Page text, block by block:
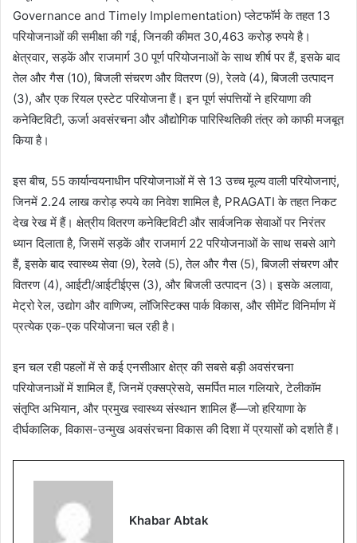
Governance and Timely Implementation) प्लेटफॉर्म के तहत 13
परियोजनाओं की समीक्षा की गई, जिनकी कीमत 30,463 करोड़ रुपये है।
क्षेत्रवार, सड़कें और राजमार्ग 30 पूर्ण परियोजनाओं के साथ शीर्ष पर हैं, इसके बाद
तेल और गैस (10), बिजली संचरण और वितरण (9), रेलवे (4), बिजली उत्पादन
(3), और एक रियल एस्टेट परियोजना हैं। इन पूर्ण संपत्तियों ने हरियाणा की
कनेक्टिविटी, ऊर्जा अवसंरचना और औद्योगिक पारिस्थितिकी तंत्र को काफी मजबूत
किया है।
इस बीच, 55 कार्यान्वयनाधीन परियोजनाओं में से 13 उच्च मूल्य वाली परियोजनाएं,
जिनमें 2.24 लाख करोड़ रुपये का निवेश शामिल है, PRAGATI के तहत निकट
देख रेख में हैं। क्षेत्रीय वितरण कनेक्टिविटी और सार्वजनिक सेवाओं पर निरंतर
ध्यान दिलाता है, जिसमें सड़कें और राजमार्ग 22 परियोजनाओं के साथ सबसे आगे
हैं, इसके बाद स्वास्थ्य सेवा (9), रेलवे (5), तेल और गैस (5), बिजली संचरण और
वितरण (4), आईटी/आईटीईएस (3), और बिजली उत्पादन (3)। इसके अलावा,
मेट्रो रेल, उद्योग और वाणिज्य, लॉजिस्टिक्स पार्क विकास, और सीमेंट विनिर्माण में
प्रत्येक एक-एक परियोजना चल रही है।
इन चल रही पहलों में से कई एनसीआर क्षेत्र की सबसे बड़ी अवसंरचना
परियोजनाओं में शामिल हैं, जिनमें एक्सप्रेसवे, समर्पित माल गलियारे, टेलीकॉम
संतृप्ति अभियान, और प्रमुख स्वास्थ्य संस्थान शामिल हैं—जो हरियाणा के
दीर्घकालिक, विकास-उन्मुख अवसंरचना विकास की दिशा में प्रयासों को दर्शाते हैं।
Khabar Abtak